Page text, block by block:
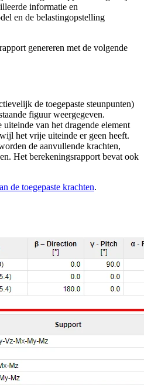
informatie en
en de belastingopstelling
genereren met de volgende
de toegepaste steunpunten)
figuur weergegeven.
van het dragende element
het vrije uiteinde er geen heeft.
de aanvullende krachten,
Het berekeningsrapport bevat ook
de toegepaste krachten.